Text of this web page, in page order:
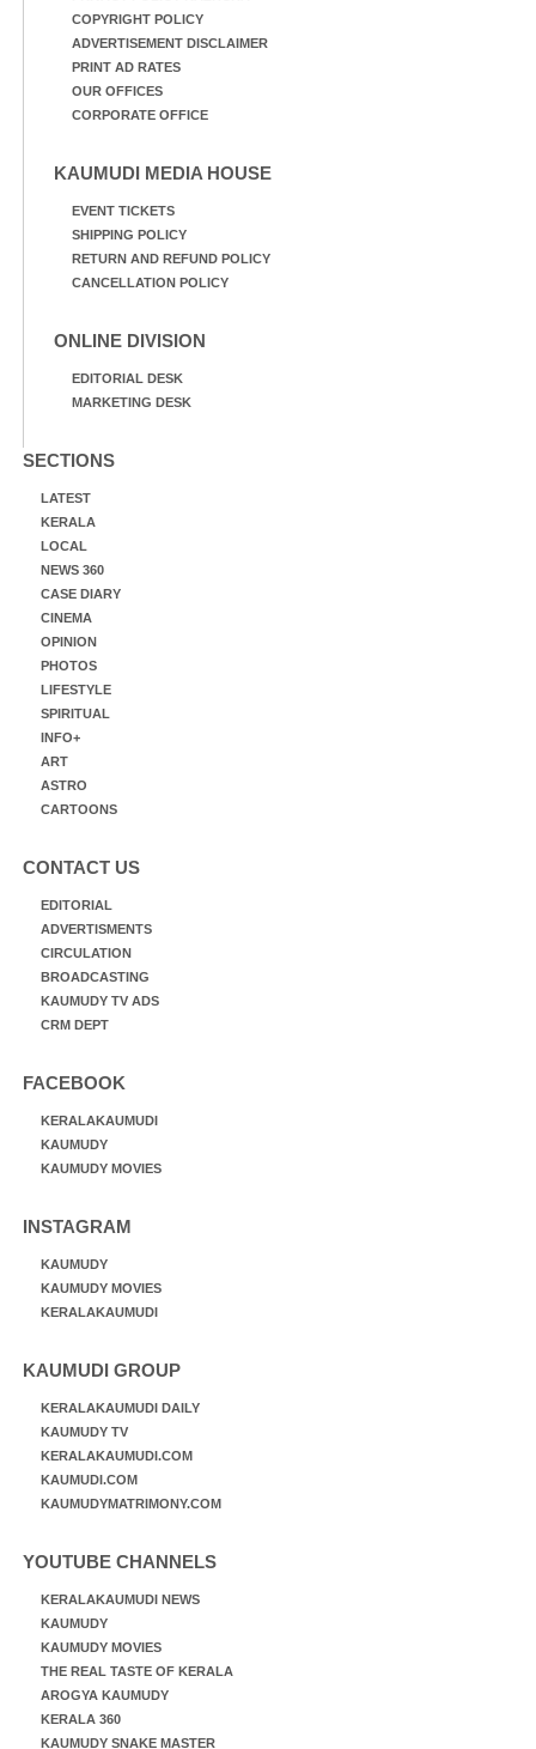
COPYRIGHT POLICY
ADVERTISEMENT DISCLAIMER
PRINT AD RATES
OUR OFFICES
CORPORATE OFFICE
KAUMUDI MEDIA HOUSE
EVENT TICKETS
SHIPPING POLICY
RETURN AND REFUND POLICY
CANCELLATION POLICY
ONLINE DIVISION
EDITORIAL DESK
MARKETING DESK
SECTIONS
LATEST
KERALA
LOCAL
NEWS 360
CASE DIARY
CINEMA
OPINION
PHOTOS
LIFESTYLE
SPIRITUAL
INFO+
ART
ASTRO
CARTOONS
CONTACT US
EDITORIAL
ADVERTISMENTS
CIRCULATION
BROADCASTING
KAUMUDY TV ADS
CRM DEPT
FACEBOOK
KERALAKAUMUDI
KAUMUDY
KAUMUDY MOVIES
INSTAGRAM
KAUMUDY
KAUMUDY MOVIES
KERALAKAUMUDI
KAUMUDI GROUP
KERALAKAUMUDI DAILY
KAUMUDY TV
KERALAKAUMUDI.COM
KAUMUDI.COM
KAUMUDYMATRIMONY.COM
YOUTUBE CHANNELS
KERALAKAUMUDI NEWS
KAUMUDY
KAUMUDY MOVIES
THE REAL TASTE OF KERALA
AROGYA KAUMUDY
KERALA 360
KAUMUDY SNAKE MASTER